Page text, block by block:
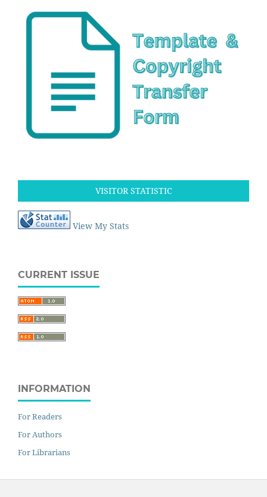
VISITOR STATISTIC
View My Stats
CURRENT ISSUE
INFORMATION
For Readers
For Authors
For Librarians